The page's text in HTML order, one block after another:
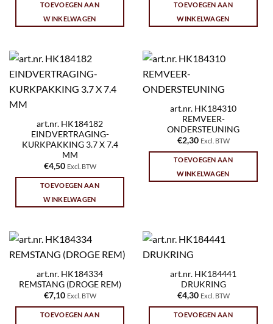
TOEVOEGEN AAN
WINKELWAGEN
TOEVOEGEN AAN
WINKELWAGEN
art.nr. HK184182
EINDVERTRAGING-
KURKPAKKING 3.7 X 7.4
MM
€4,50 Excl. BTW
TOEVOEGEN AAN
WINKELWAGEN
art.nr. HK184310
REMVEER-
ONDERSTEUNING
€2,30 Excl. BTW
TOEVOEGEN AAN
WINKELWAGEN
art.nr. HK184334
REMSTANG (DROGE REM)
€7,10 Excl. BTW
TOEVOEGEN AAN
art.nr. HK184441
DRUKRING
€4,30 Excl. BTW
TOEVOEGEN AAN